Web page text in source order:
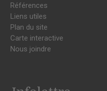
Références
Liens utiles
Plan du site
Carte interactive
Nous joindre